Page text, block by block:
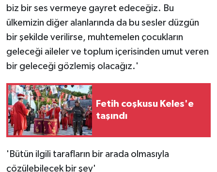
biz bir ses vermeye gayret edeceğiz. Bu
ülkemizin diğer alanlarında da bu sesler düzgün
bir şekilde verilirse, muhtemelen çocukların
geleceği aileler ve toplum içerisinden umut veren
bir geleceği gözlemiş olacağız.'
Fetih coşkusu Keles'e
taşındı
'Bütün ilgili tarafların bir arada olmasıyla
çözülebilecek bir şey'